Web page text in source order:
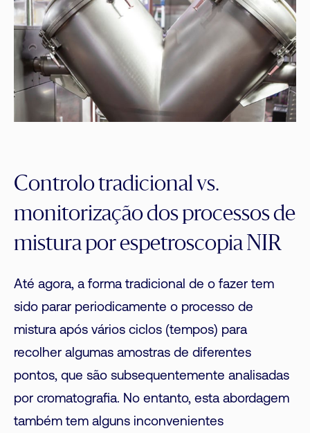
Controlo tradicional vs.
monitorização dos processos de
mistura por espetroscopia NIR
Até agora, a forma tradicional de o fazer tem
sido parar periodicamente o processo de
mistura após vários ciclos (tempos) para
recolher algumas amostras de diferentes
pontos, que são subsequentemente analisadas
por cromatografia. No entanto, esta abordagem
também tem alguns inconvenientes